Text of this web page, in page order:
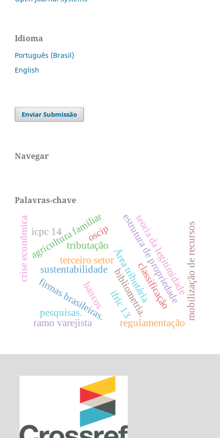
Idioma
Português (Brasil)
English
Enviar Submissão
Navegar
Palavras-chave
classificação
Área tributária
tributação estrutura de propriedade
firmas brasileiras.
agricultura familiar
bibliometria.
bancos
crise econômica
regulamentação
pesquisas. mobilização de recursos
terceiro setor
oscip
sustentabilidade
ramo varejista
teoria da legitimidade
ifric 13
icpc 14